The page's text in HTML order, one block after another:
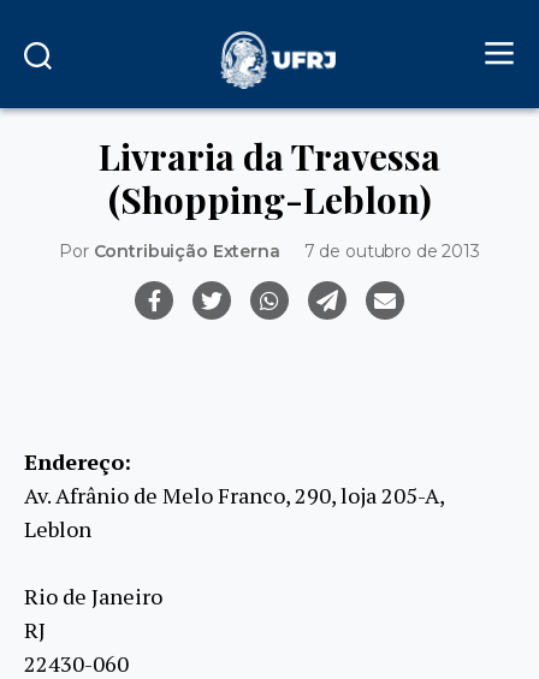
Livraria da Travessa
(Shopping-Leblon)
Por Contribuição Externa 7 de outubro de 2013
Endereço:
Av. Afrânio de Melo Franco, 290, loja 205-A,
Leblon
Rio de Janeiro
RJ
22430-060